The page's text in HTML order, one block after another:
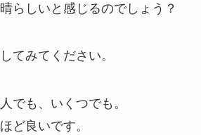
らしいと感じるのでしょう？
てみてください。
でも、いくつでも。
ど良いです。